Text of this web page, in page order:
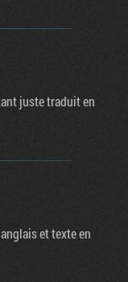
juste traduit en
et texte en